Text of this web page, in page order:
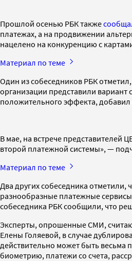
Прошлой осенью РБК также
платежах, а на продвижении
нацелено на конкуренцию с
Материал по теме
Один из собеседников РБК
организации представили
положительного эффекта, добавил
В мае, на встрече представителей
второй платежной системы», —
Материал по теме
Два других собеседника
разнообразные платежные
собеседника РБК сообщили, что
Эксперты, опрошенные СМИ,
Елены Голяевой, в случае
действительно может быть весьма
биометрию, платежи со счета,